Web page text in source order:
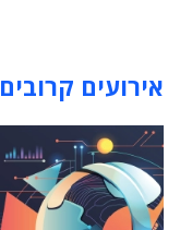
אירועים קרובים